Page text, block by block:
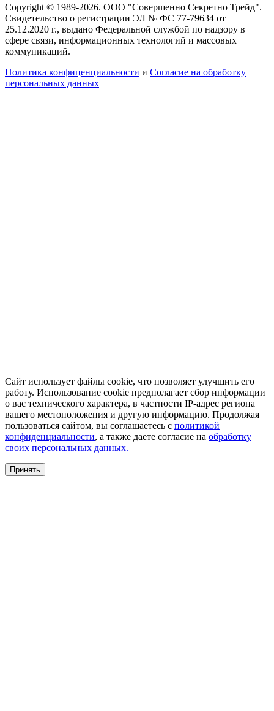
Copyright © 1989-2026. ООО "Совершенно Секретно Трейд".
Свидетельство о регистрации ЭЛ № ФС 77-79634 от
25.12.2020 г., выдано Федеральной службой по надзору в
сфере связи, информационных технологий и массовых
коммуникаций.
Политика конфиценциальности и Согласие на обработку
персональных данных
Сайт использует файлы cookie, что позволяет улучшить его
работу. Использование cookie предполагает сбор информации
о вас технического характера, в частности IP-адрес региона
вашего местоположения и другую информацию. Продолжая
пользоваться сайтом, вы соглашаетесь с политикой
конфиденциальности, а также даете согласие на обработку
своих персональных данных.
Принять